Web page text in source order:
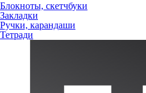
Блокноты, скетчбуки
Закладки
Ручки, карандаши
Тетради